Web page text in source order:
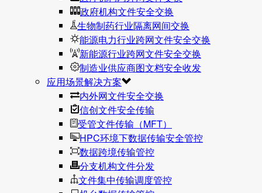
政府机构文件安全交换
生物制药行业隔离网间交换
能源电力行业跨网文件安全交换
新能源行业跨网文件安全交换
制造业供应商图文档安全收发
应用场景解决方案
内外网文件安全交换
信创文件安全传输
受管文件传输（MFT）
HPC环境下数据传输安全管控
数据跨境传输管控
分支机构文件分发
文件集中传输调度管控